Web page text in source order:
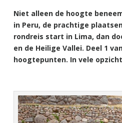
Niet alleen de hoogte
in Peru, de prachtige
rondreis start in Lima, dan
en de Heilige Vallei. Deel 1
hoogtepunten. In vele